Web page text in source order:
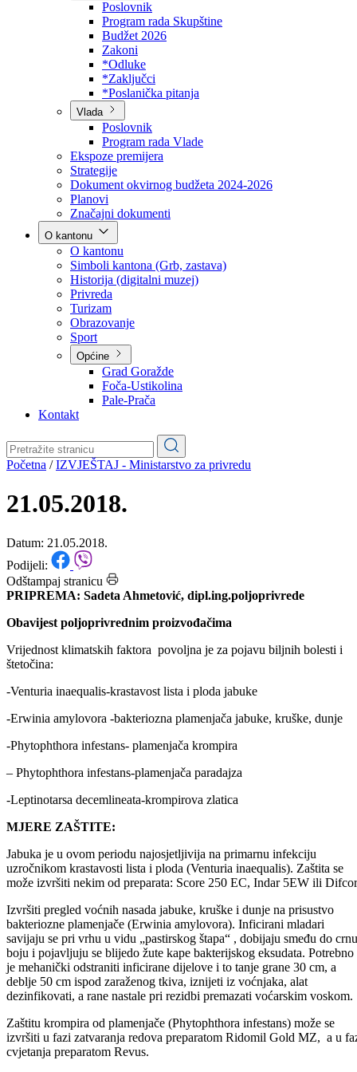
Skupština
Poslovnik
Program rada Skupštine
Budžet 2026
Zakoni
*Odluke
*Zaključci
*Poslanička pitanja
Vlada
Poslovnik
Program rada Vlade
Ekspoze premijera
Strategije
Dokument okvirnog budžeta 2024-2026
Planovi
Značajni dokumenti
O kantonu
O kantonu
Simboli kantona (Grb, zastava)
Historija (digitalni muzej)
Privreda
Turizam
Obrazovanje
Općine
Pale-Prača
Kontakt
Početna/IZVJEŠTAJ - Ministarstvo za privredu
21.05.2018.
Datum: 21.05.2018.
Odštampaj stranicu
Obavijest poljoprivrednim proizvođačima
Vrijednost klimatskih faktora povoljna je za pojavu biljnih bolesti i
MJERE ZAŠTITE:
uzročnikom krastavosti lista i ploda (Venturia inaequalis). Zaštita se
može izvršiti nekim od preparata: Score 250 EC, Indar 5EW ili
Izvršiti pregled voćnih nasada jabuke, kruške i dunje na prisustvo
bakteriozne plamenjače (Erwinia amylovora). Inficirani mladari
savijaju se pri vrhu u vidu „pastirskog štapa“ , dobijaju smeđu do crnu
boju i pojavljuju se blijedo žute kape bakterijskog eksudata. Potrebno
deblje 50 cm ispod zaraženog tkiva, iznijeti iz voćnjaka, alat
dezinfikovati, a rane nastale pri rezidbi premazati voćarskim voskom.